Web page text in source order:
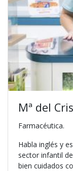
Mª del
Farmacéutica.
Habla inglés y
sector infantil
bien cuidados